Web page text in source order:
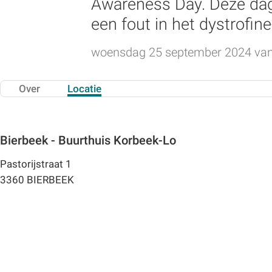
Awareness Day. Deze
een fout in het
woensdag 25 september 2024
Over Locatie
Bierbeek - Buurthuis Korbeek-Lo
Pastorijstraat 1
3360 BIERBEEK